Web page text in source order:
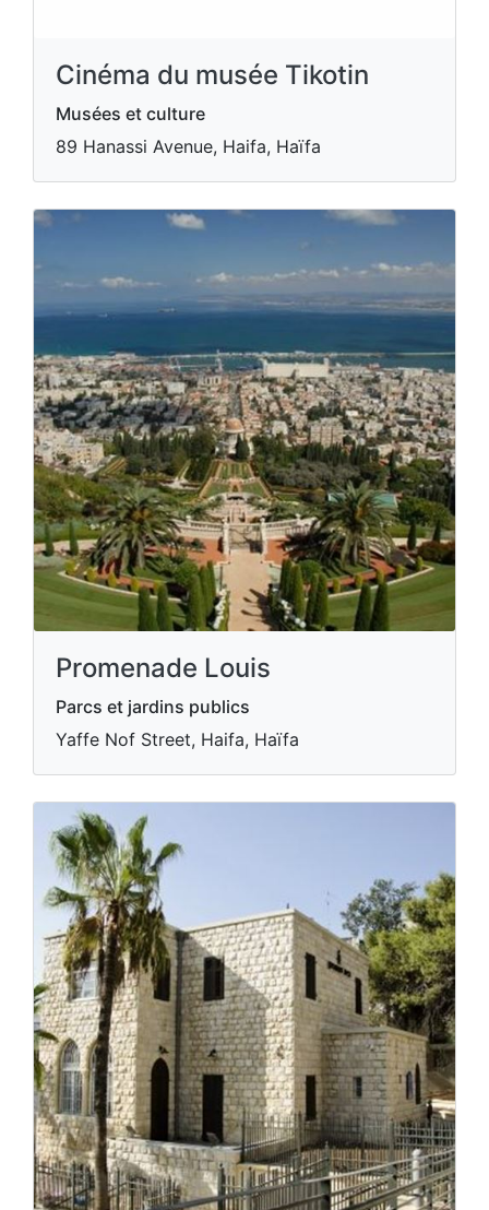
Cinéma du musée Tikotin
Musées et culture
89 Hanassi Avenue, Haifa, Haïfa
Promenade Louis
Parcs et jardins publics
Yaffe Nof Street, Haifa, Haïfa